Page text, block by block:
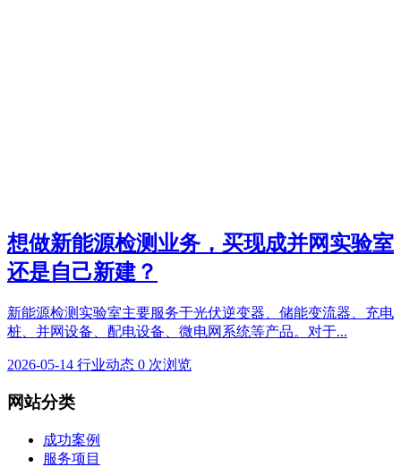
想做新能源检测业务，买现成并网实验室
还是自己新建？
新能源检测实验室主要服务于光伏逆变器、储能变流器、充电
桩、并网设备、配电设备、微电网系统等产品。对于...
2026-05-14 行业动态 0 次浏览
网站分类
成功案例
服务项目